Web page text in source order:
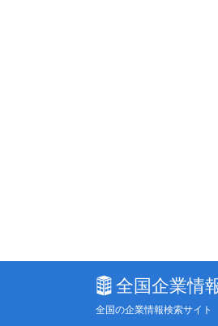
全国の企業情報検索サイト